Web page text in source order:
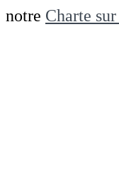
notre Charte